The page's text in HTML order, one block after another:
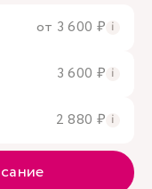
от 3 600 ₽ i
3 600 ₽ i
2 880 ₽ i